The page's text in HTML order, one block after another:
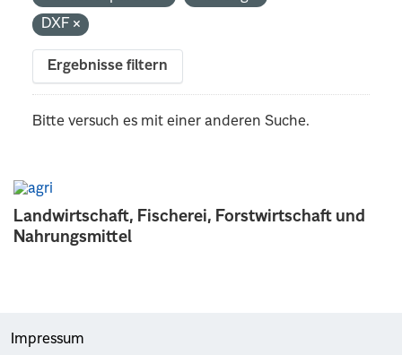
Landwirtschaft, Fischerei, Forstwirtschaft und
Nahrungsmittel
DXF
Ergebnisse filtern
Bitte versuch es mit einer anderen Suche.
Impressum